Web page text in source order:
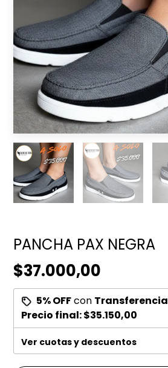
PANCHA PAX NEGRA
$37.000,00
5% OFFcon Transferencia
Precio final:$35.150,00
Ver cuotas y descuentos